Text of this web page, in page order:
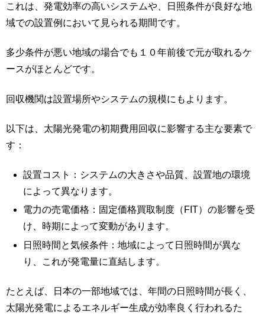
これは、発電効率の高いシステムや、日照条件が良好な地
域での設置例において見られる期間です。
多少条件が悪い地域の場合でも１０年前後で元が取れるケ
ースがほとんどです。
回収機関は設置場所やシステムの規模にもよります。
以下は、太陽光発電の初期費用回収に影響する主な要素で
す：
設置コスト：システムの大きさや品質、設置地の環境
によって異なります。
電力の売電価格：固定価格買取制度（FIT）の影響を受
け、時期によって変動があります。
日照時間と気候条件：地域によって日照時間が異な
り、これが発電量に直結します。
たとえば、日本の一部地域では、年間の日照時間が長く、
太陽光発電によるエネルギー生成が効率良く行われるた